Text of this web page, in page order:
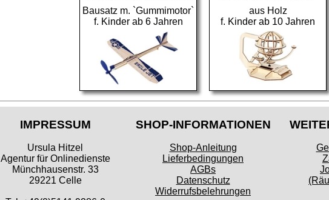
Bausatz m. `Gummimotor`
f. Kinder ab 6 Jahren
aus Holz
f. Kinder ab 10 Jahren
IMPRESSUM
Ursula Hitzel
Agentur für Onlinedienste
Münchhausenstr. 33
29221 Celle
SHOP-INFORMATIONEN
Shop-Anleitung
Lieferbedingungen
AGBs
Datenschutz
Widerrufsbelehrungen